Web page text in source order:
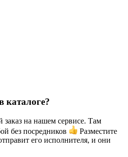
каталоге?
на нашем сервисе. Там
без посредников
Разместите
его исполнителя, и они